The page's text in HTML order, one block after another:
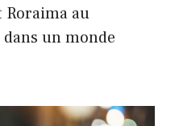
Roraima au
dans un monde